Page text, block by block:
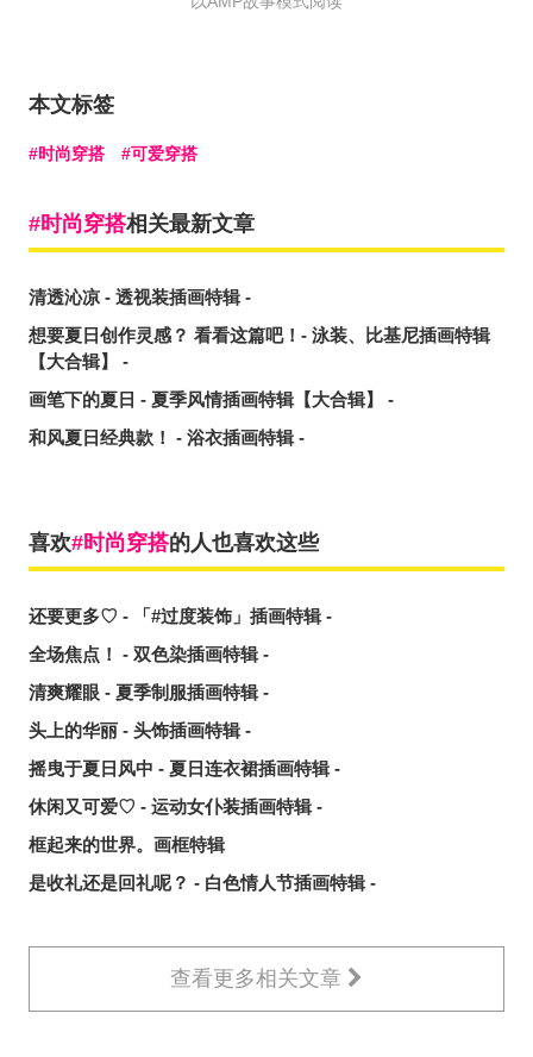
本文标签
时尚穿搭 可爱穿搭
时尚穿搭相关最新文章
清透沁凉 - 透视装插画特辑 -
想要夏日创作灵感？ 看看这篇吧！- 泳装、比基尼插画特辑
【大合辑】 -
画笔下的夏日 - 夏季风情插画特辑【大合辑】 -
和风夏日经典款！ - 浴衣插画特辑 -
喜欢 时尚穿搭的人也喜欢这些
还要更多♡ - 「#过度装饰」插画特辑 -
全场焦点！ - 双色染插画特辑 -
清爽耀眼 - 夏季制服插画特辑 -
头上的华丽 - 头饰插画特辑 -
摇曳于夏日风中 - 夏日连衣裙插画特辑 -
休闲又可爱♡ - 运动女仆装插画特辑 -
框起来的世界。画框特辑
是收礼还是回礼呢？ - 白色情人节插画特辑 -
查看更多相关文章